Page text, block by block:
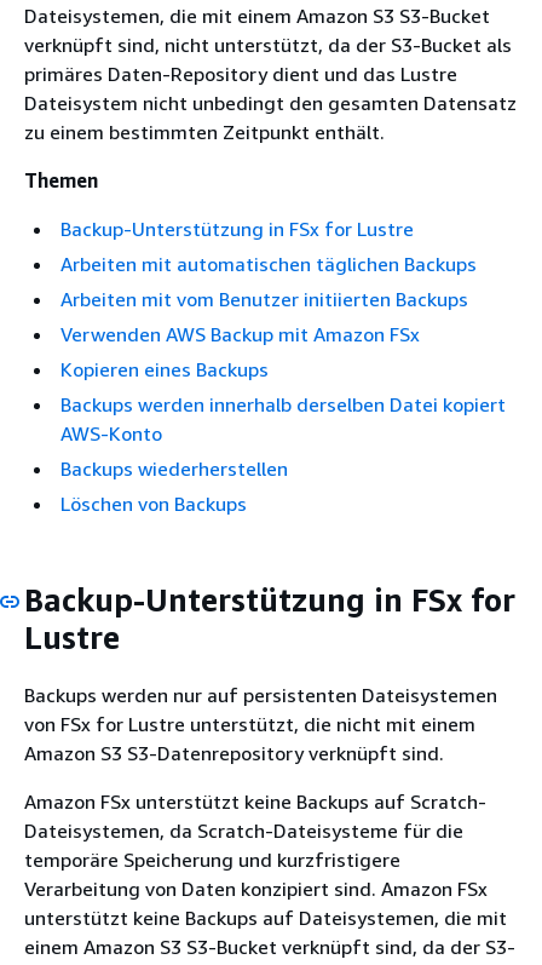
Dateisystemen, die mit einem Amazon S3 S3-Bucket
verknüpft sind, nicht unterstützt, da der S3-Bucket als
primäres Daten-Repository dient und das Lustre
Dateisystem nicht unbedingt den gesamten Datensatz
zu einem bestimmten Zeitpunkt enthält.
Themen
Backup-Unterstützung in FSx for Lustre
Arbeiten mit automatischen täglichen Backups
Arbeiten mit vom Benutzer initiierten Backups
Verwenden AWS Backup mit Amazon FSx
Kopieren eines Backups
Backups werden innerhalb derselben Datei kopiert
AWS-Konto
Backups wiederherstellen
Löschen von Backups
Backup-Unterstützung in FSx for
Lustre
Backups werden nur auf persistenten Dateisystemen
von FSx for Lustre unterstützt, die nicht mit einem
Amazon S3 S3-Datenrepository verknüpft sind.
Amazon FSx unterstützt keine Backups auf Scratch-
Dateisystemen, da Scratch-Dateisysteme für die
temporäre Speicherung und kurzfristigere
Verarbeitung von Daten konzipiert sind. Amazon FSx
unterstützt keine Backups auf Dateisystemen, die mit
einem Amazon S3 S3-Bucket verknüpft sind, da der S3-